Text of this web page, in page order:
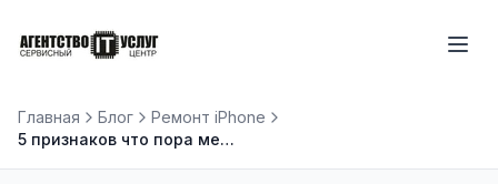
Главная Блог
Ремонт iPhone
5 признаков что пора менять батарею iPhone: советы эксперта